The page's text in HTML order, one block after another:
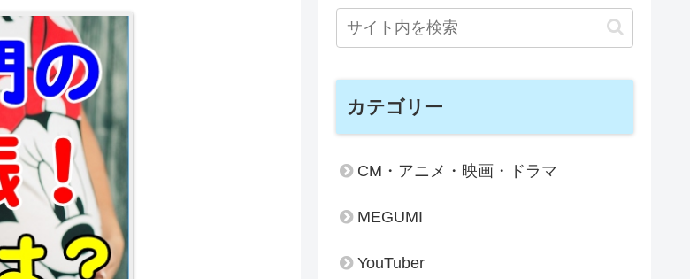
カテゴリー
CM・アニメ・映画・ドラマ
MEGUMI
YouTuber